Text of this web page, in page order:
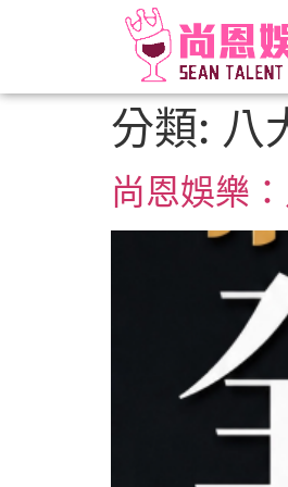
分類: 八
尚恩娛樂